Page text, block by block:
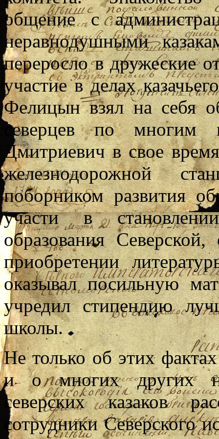
общение с
неравнодушными
переросло в дружеские
участие в делах
Фелицын взял на себя
северцев по многим
Дмитриевич в свое
железнодорожной
поборником развития
участи в
образования
приобретении
оказывал посильную
учредил стипендию
школы.
Не только об этих
и о многих других
северских казаков
сотрудники Северского